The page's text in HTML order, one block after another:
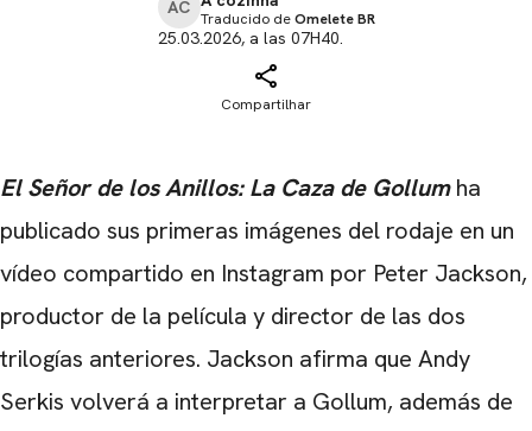
AC
Traducido deOmelete BR
25.03.2026, a las 07H40.
Compartilhar
El Señor de los Anillos: La Caza de Gollumha
publicado sus primeras imágenes del rodaje en un
vídeo compartido en Instagram por Peter Jackson,
productor de la película y director de las dos
trilogías anteriores. Jackson afirma que Andy
Serkis volverá a interpretar a Gollum, además de